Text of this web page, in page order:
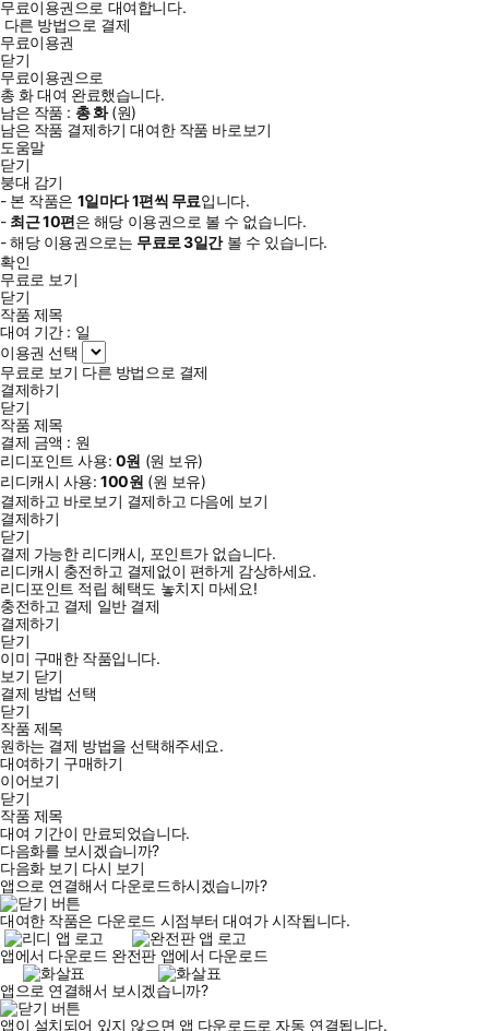
무료이용권으로 대여합니다.
다른 방법으로 결제
무료이용권
닫기
무료이용권으로
총 화대여 완료했습니다.
남은 작품 : 총화(원)
남은 작품 결제하기 대여한 작품 바로보기
도움말
닫기
붕대 감기
- 본 작품은 1일마다1편씩 무료입니다.
- 최근10편은 해당 이용권으로 볼 수 없습니다.
- 해당 이용권으로는 무료로3일간볼 수 있습니다.
확인
무료로 보기
닫기
작품 제목
대여 기간 : 일
이용권 선택
무료로 보기 다른 방법으로 결제
결제하기
닫기
작품 제목
결제 금액 : 원
리디포인트 사용: 0원 (원 보유)
리디캐시 사용:100원 (원 보유)
결제하고 바로보기 결제하고 다음에 보기
결제하기
닫기
결제 가능한 리디캐시, 포인트가 없습니다.
리디캐시 충전하고 결제없이 편하게 감상하세요.
리디포인트 적립 혜택도 놓치지 마세요!
충전하고 결제 일반 결제
결제하기
닫기
이미 구매한 작품입니다.
보기 닫기
결제 방법 선택
닫기
작품 제목
원하는 결제 방법을 선택해주세요.
대여하기 구매하기
이어보기
닫기
작품 제목
대여 기간이 만료되었습니다.
다음화를 보시겠습니까?
다음화 보기 다시 보기
앱으로 연결해서 다운로드하시겠습니까?
대여한 작품은 다운로드 시점부터 대여가 시작됩니다.
앱에서 다운로드 완전판 앱에서 다운로드
앱으로 연결해서 보시겠습니까?
앱이 설치되어 있지 않으면 앱 다운로드로 자동 연결됩니다.